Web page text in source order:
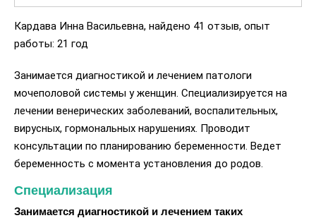
Кардава Инна Васильевна, найдено 41 отзыв, опыт
работы: 21 год
Занимается диагностикой и лечением патологи
мочеполовой системы у женщин. Специализируется на
лечении венерических заболеваний, воспалительных,
вирусных, гормональных нарушениях. Проводит
консультации по планированию беременности. Ведет
беременность с момента установления до родов.
Специализация
Занимается диагностикой и лечением таких